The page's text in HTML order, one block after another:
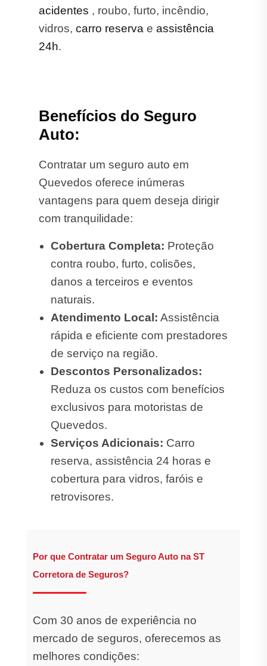
acidentes , roubo, furto, incêndio,
vidros, carro reserva e assistência
24h.
Benefícios do Seguro
Auto:
Contratar um seguro auto em
Quevedos oferece inúmeras
vantagens para quem deseja dirigir
com tranquilidade:
Cobertura Completa: Proteção
contra roubo, furto, colisões,
danos a terceiros e eventos
naturais.
Atendimento Local: Assistência
rápida e eficiente com prestadores
de serviço na região.
Descontos Personalizados:
Reduza os custos com benefícios
exclusivos para motoristas de
Quevedos.
Serviços Adicionais: Carro
reserva, assistência 24 horas e
cobertura para vidros, faróis e
retrovisores.
Por que Contratar um Seguro Auto na ST
Corretora de Seguros?
Com 30 anos de experiência no
mercado de seguros, oferecemos as
melhores condições: